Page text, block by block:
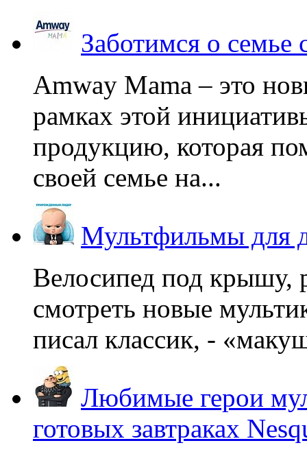
Заботимся о
Amway Mama – это
рамках этой
продукцию, которая
своей семье на...
Мультфильмы для
Велосипед под крышу,
смотреть новые
писал классик, -
Любимые герои
готовых завтраках